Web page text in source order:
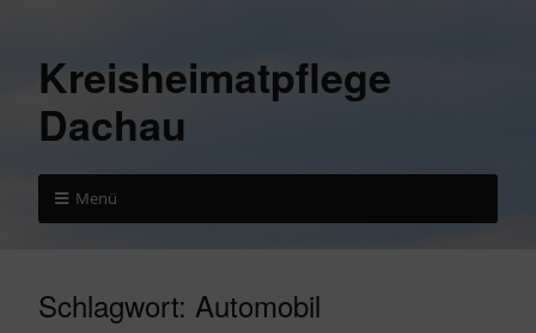
Kreisheimatpflege
Dachau
Menü
Schlagwort: Automobil